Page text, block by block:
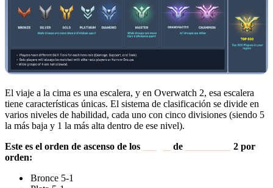
El viaje a la cima es una escalera, y en Overwatch 2, esa escalera
tiene características únicas. El sistema de clasificación se divide en
varios niveles de habilidad, cada uno con cinco divisiones (siendo 5
la más baja y 1 la más alta dentro de ese nivel).
Este es el orden de ascenso de los
de
2 por
orden:
Bronce 5-1